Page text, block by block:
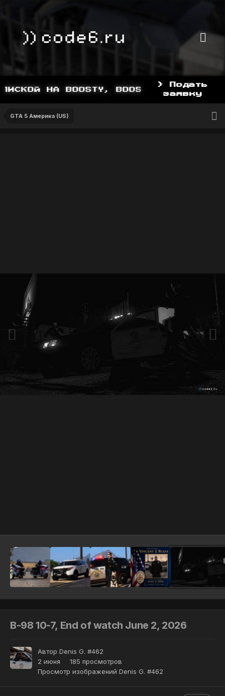
НА BOOSTY, BOOSTY.TO/YDDY
> Подать
заявку
GTA 5 Америка (US)
B-98 10-7, End of watch June 2, 2026
Автор Denis G. #462
2 июня
185 просмотров
Просмотр изображений Denis G. #462